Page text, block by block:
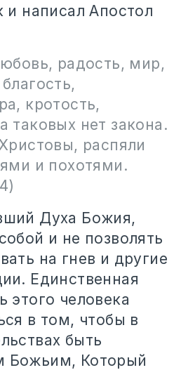
и написал Апостол
радость, мир,
кротость,
таковых нет закона.
распяли
и похотями.
Духа Божия,
и не позволять
на гнев и другие
Единственная
этого человека
в том, чтобы в
быть
Божьим, Который